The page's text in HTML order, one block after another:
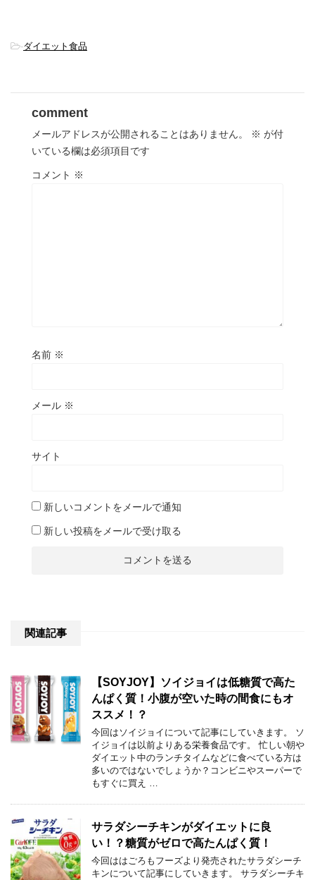
-ダイエット食品
comment
メールアドレスが公開されることはありません。 ※ が付
いている欄は必須項目です
コメント ※
名前 ※
メール ※
サイト
新しいコメントをメールで通知
新しい投稿をメールで受け取る
関連記事
【SOYJOY】ソイジョイは低糖質で高た
んぱく質！小腹が空いた時の間食にもオ
ススメ！？
今回はソイジョイについて記事にしていきます。 ソ
イジョイは以前よりある栄養食品です。 忙しい朝や
ダイエット中のランチタイムなどに食べている方は
多いのではないでしょうか？コンビニやスーパーで
もすぐに買え …
サラダシーチキンがダイエットに良
い！？糖質がゼロで高たんぱく質！
今回ははごろもフーズより発売されたサラダシーチ
キンについて記事にしていきます。 サラダシーチキ